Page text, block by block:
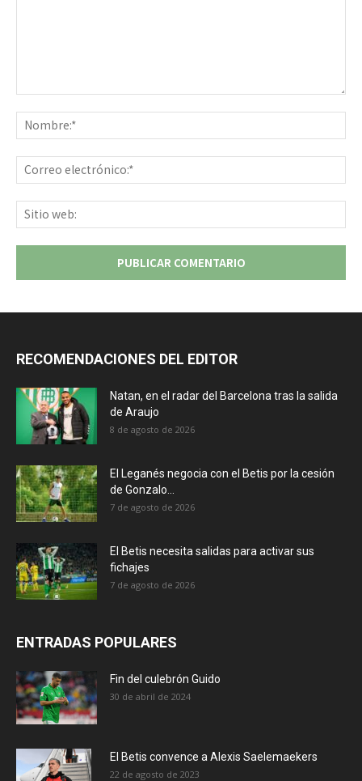
RECOMENDACIONES DEL EDITOR
Natan, en el radar del Barcelona tras la salida
de Araujo
8 de agosto de 2026
El Leganés negocia con el Betis por la cesión
de Gonzalo...
7 de agosto de 2026
El Betis necesita salidas para activar sus
fichajes
7 de agosto de 2026
ENTRADAS POPULARES
Fin del culebrón Guido
30 de abril de 2024
El Betis convence a Alexis Saelemaekers
22 de agosto de 2023